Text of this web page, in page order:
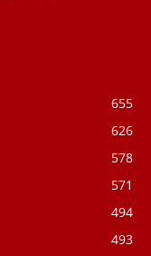
655
626
578
571
494
493